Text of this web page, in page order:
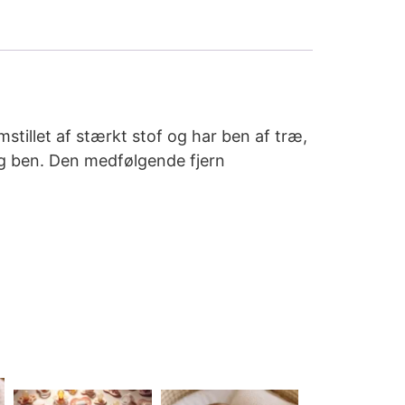
af stærkt stof og har ben af træ,
Den medfølgende fjern